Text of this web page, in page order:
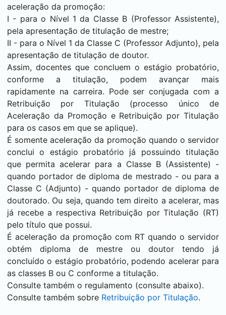
aceleração da promoção:
I - para o Nível 1 da Classe B (Professor Assistente),
pela apresentação de titulação de mestre;
II - para o Nível 1 da Classe C (Professor Adjunto), pela
apresentação de titulação de doutor.
Assim, docentes que concluem o estágio probatório,
conforme a titulação, podem avançar mais
rapidamente na carreira. Pode ser conjugada com a
Retribuição por Titulação (processo único de
Aceleração da Promoção e Retribuição por Titulação
para os casos em que se aplique).
É somente aceleração da promoção quando o servidor
conclui o estágio probatório já possuindo titulação
que permita acelerar para a Classe B (Assistente) -
quando portador de diploma de mestrado - ou para a
Classe C (Adjunto) - quando portador de diploma de
doutorado. Ou seja, quando tem direito a acelerar, mas
já recebe a respectiva Retribuição por Titulação (RT)
pelo título que possui.
É aceleração da promoção com RT quando o servidor
obtém diploma de mestre ou doutor tendo já
concluído o estágio probatório, podendo acelerar para
as classes B ou C conforme a titulação.
Consulte também o regulamento (consulte abaixo).
Consulte também sobre Retribuição por Titulação.